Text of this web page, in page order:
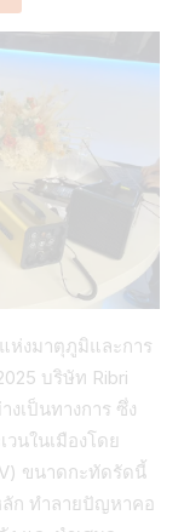
ห่งมาตุภูมิและการ
บริษัท Ribri
เป็นทางการ ซึ่ง
นในเมืองโดย
ขนาดกะทัดรัดนี้
ลัก ทำลายปัญหาคอ